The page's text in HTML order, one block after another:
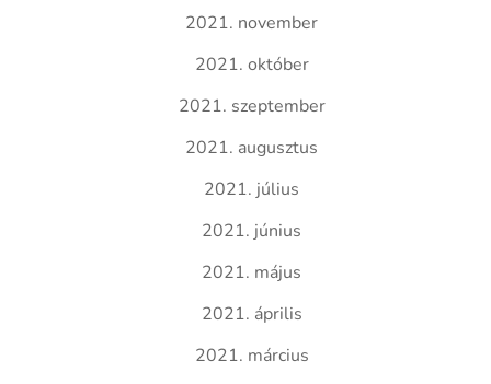
2021. november
2021. október
2021. szeptember
2021. augusztus
2021. július
2021. június
2021. május
2021. április
2021. március